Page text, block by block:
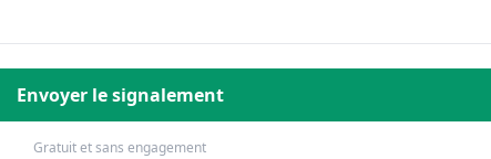
Envoyer le signalement
Gratuit et sans engagement